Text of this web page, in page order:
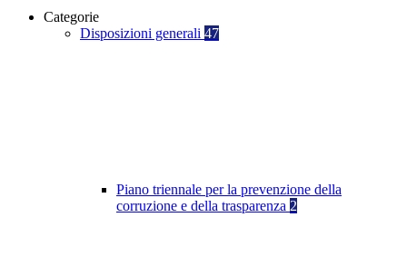
Categorie
Disposizioni generali 47
Piano triennale per la prevenzione della
corruzione e della trasparenza 2